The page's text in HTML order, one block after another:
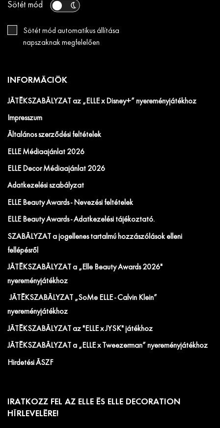
Sötét mód
Sötét mód automatikus állítása
napszaknak megfelelően
INFORMÁCIÓK
JÁTÉKSZABÁLYZAT az „ELLE x Disney+” nyereményjátékhoz
Impresszum
Általános szerződési feltételek
ELLE Médiaajánlat 2026
ELLE Decor Médiaajánlat 2026
Adatkezelési szabályzat
ELLE Beauty Awards - Nevezési feltételek
ELLE Beauty Awards - Adatkezelési tájékoztató.
SZABÁLYZAT a jogellenes tartalmú hozzászólások elleni
fellépésről
JÁTÉKSZABÁLYZAT a „Elle Beauty Awards 2026"
nyereményjátékhoz
JÁTÉKSZABÁLYZAT „SoMe ELLE - Calvin Klein”
nyereményjátékhoz
JÁTÉKSZABÁLYZAT az "ELLE x JYSK" játékhoz
JÁTÉKSZABÁLYZAT a „ELLE x Tweezerman” nyereményjátékhoz
Hirdetési ÁSZF
IRATKOZZ FEL AZ ELLE ÉS ELLE DECORATION
HÍRLEVELÉRE!